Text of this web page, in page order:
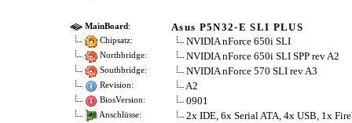
MainBoard: Asus P5N32-E SLI PLUS
Chipsatz: NVIDIA nForce 650i SLI
Northbridge: NVIDIA nForce 650i SLI SPP rev A2
Southbridge: NVIDIA nForce 570 SLI rev A3
Revision: A2
BiosVersion: 0901
Anschlüsse: 2x IDE, 6x Serial ATA, 4x USB, 1x